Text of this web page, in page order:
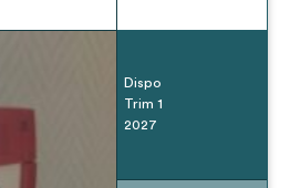
Dispo
Trim 1
2027